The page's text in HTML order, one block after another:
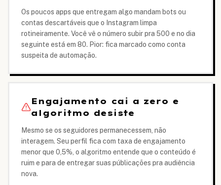
Os poucos apps que entregam algo mandam bots ou
contas descartáveis que o Instagram limpa
rotineiramente. Você vê o número subir pra 500 e no dia
seguinte está em 80. Pior: fica marcado como conta
suspeita de automação.
Engajamento cai a zero e
algoritmo desiste
Mesmo se os seguidores permanecessem, não
interagem. Seu perfil fica com taxa de engajamento
menor que 0,5%, o algoritmo entende que o conteúdo é
ruim e para de entregar suas públicações pra audiência
nova.